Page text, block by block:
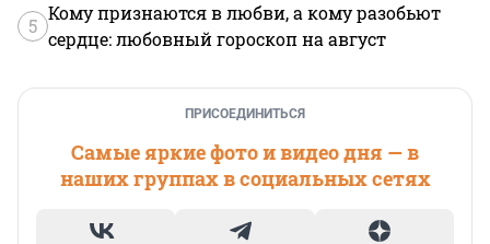
5
Кому признаются в любви, а кому разобьют
сердце: любовный гороскоп на август
ПРИСОЕДИНИТЬСЯ
Самые яркие фото и видео дня — в
наших группах в социальных сетях